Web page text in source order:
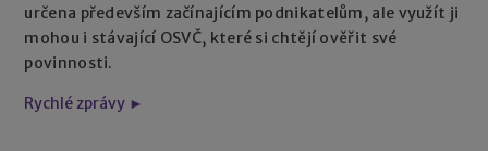
určena především začínajícím podnikatelům, ale využít ji
mohou i stávající OSVČ, které si chtějí ověřit své
povinnosti.
Rychlé zprávy ►